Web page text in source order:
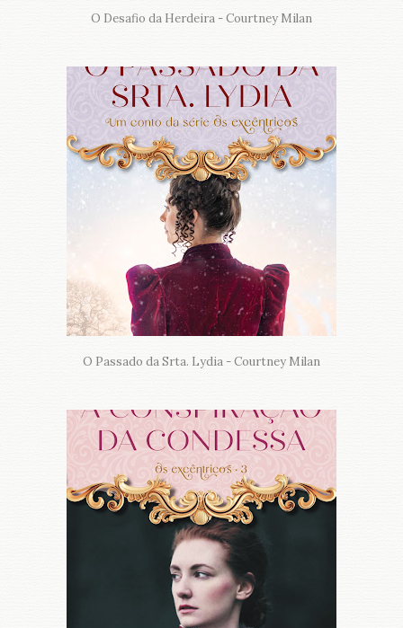
O Desafio da Herdeira - Courtney Milan
O Passado da Srta. Lydia - Courtney Milan